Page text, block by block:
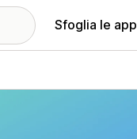
Sfoglia le app